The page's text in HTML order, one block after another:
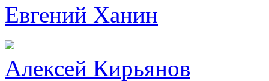
Евгений Ханин
Алексей Кирьянов